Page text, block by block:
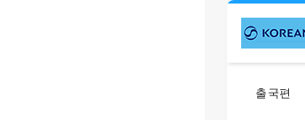
출국편